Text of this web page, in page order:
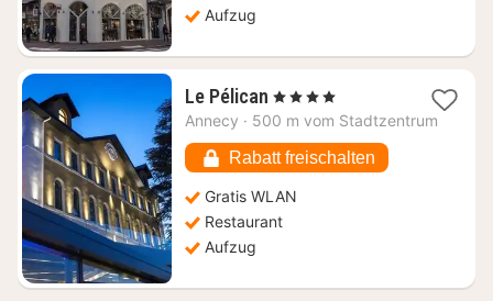
Aufzug
Le Pélican 1
Nacht
361,52
€
, 4 Sterne
Annecy · 500 m vom Stadtzentrum
Rabatt freischalten
Gratis WLAN
Restaurant
Aufzug